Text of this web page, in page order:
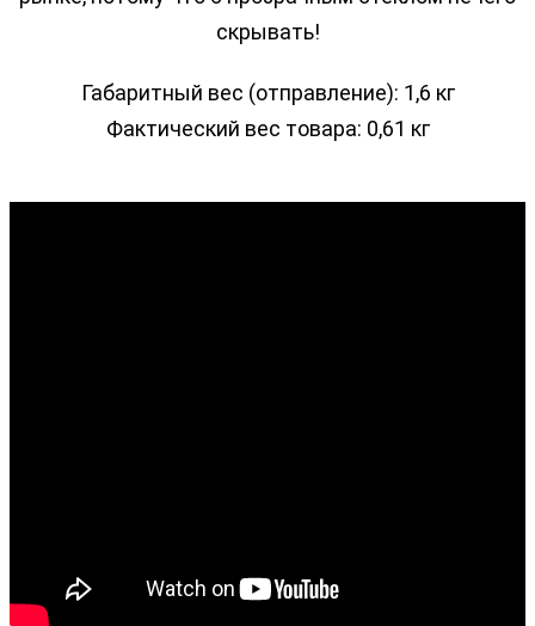
скрывать!
Габаритный вес (отправление): 1,6 кг
Фактический вес товара: 0,61 кг